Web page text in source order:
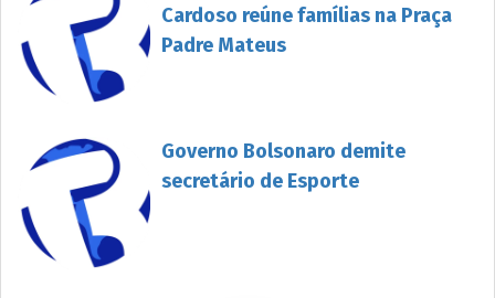
Cardoso reúne famílias na Praça
Padre Mateus
Governo Bolsonaro demite
secretário de Esporte